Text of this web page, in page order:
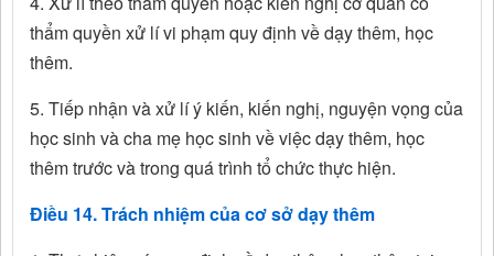
thẩm quyền xử lí vi phạm quy định về dạy thêm, học
thêm.
5. Tiếp nhận và xử lí ý kiến, kiến nghị, nguyện vọng của
học sinh và cha mẹ học sinh về việc dạy thêm, học
thêm trước và trong quá trình tổ chức thực hiện.
Điều 14. Trách nhiệm của cơ sở dạy thêm